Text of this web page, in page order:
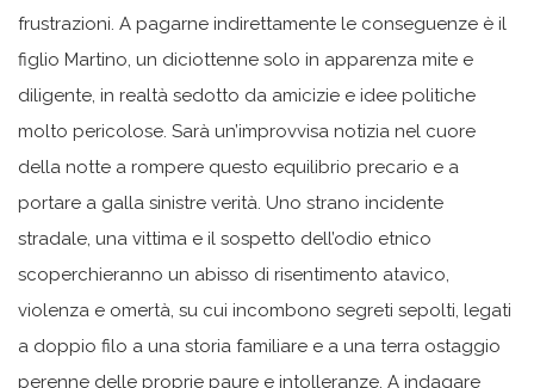
frustrazioni. A pagarne indirettamente le conseguenze è il
figlio Martino, un diciottenne solo in apparenza mite e
diligente, in realtà sedotto da amicizie e idee politiche
molto pericolose. Sarà un’improvvisa notizia nel cuore
della notte a rompere questo equilibrio precario e a
portare a galla sinistre verità. Uno strano incidente
stradale, una vittima e il sospetto dell’odio etnico
scoperchieranno un abisso di risentimento atavico,
violenza e omertà, su cui incombono segreti sepolti, legati
a doppio filo a una storia familiare e a una terra ostaggio
perenne delle proprie paure e intolleranze. A indagare